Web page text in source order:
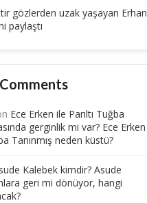
gözlerden uzak yaşayan Erhan
paylaştı
Ece Erken ile Parıltı Tuğba
gerginlik mi var? Ece Erken
Tanınmış neden küstü?
Kalebek kimdir? Asude
geri mi dönüyor, hangi